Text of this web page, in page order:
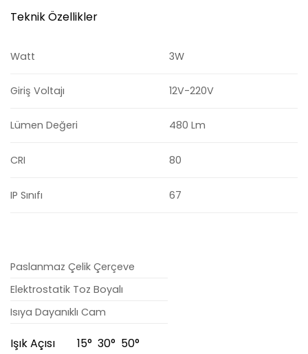
Teknik Özellikler
Watt 3W
Giriş Voltajı 12V-220V
Lümen Değeri 480 Lm
CRI 80
IP Sınıfı 67
Paslanmaz Çelik Çerçeve
Elektrostatik Toz Boyalı
Isıya Dayanıklı Cam
Işık Açısı 15° 30° 50°